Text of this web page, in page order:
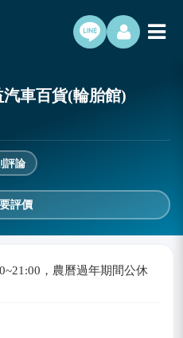
車百貨(輪胎館)
評論
評價
，農曆過年期間公休